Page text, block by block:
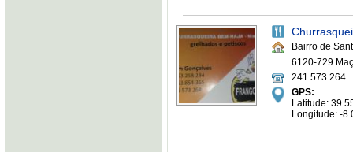
Bairro de
6120-729
241 573 264
GPS:
Latitude:
Longitude: -